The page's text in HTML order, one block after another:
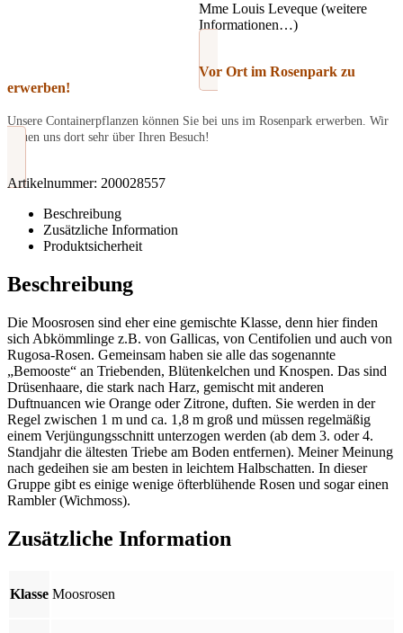
Mme Louis Leveque (weitere
Informationen…)
Vor Ort im Rosenpark zu
erwerben!
Unsere Containerpflanzen können Sie bei uns im Rosenpark erwerben. Wir
freuen uns dort sehr über Ihren Besuch!
Artikelnummer: 200028557
Beschreibung
Zusätzliche Information
Produktsicherheit
Beschreibung
Die Moosrosen sind eher eine gemischte Klasse, denn hier finden
sich Abkömmlinge z.B. von Gallicas, von Centifolien und auch von
Rugosa-Rosen. Gemeinsam haben sie alle das sogenannte
„Bemooste“ an Triebenden, Blütenkelchen und Knospen. Das sind
Drüsenhaare, die stark nach Harz, gemischt mit anderen
Duftnuancen wie Orange oder Zitrone, duften. Sie werden in der
Regel zwischen 1 m und ca. 1,8 m groß und müssen regelmäßig
einem Verjüngungsschnitt unterzogen werden (ab dem 3. oder 4.
Standjahr die ältesten Triebe am Boden entfernen). Meiner Meinung
nach gedeihen sie am besten in leichtem Halbschatten. In dieser
Gruppe gibt es einige wenige öfterblühende Rosen und sogar einen
Rambler (Wichmoss).
Zusätzliche Information
Klasse Moosrosen